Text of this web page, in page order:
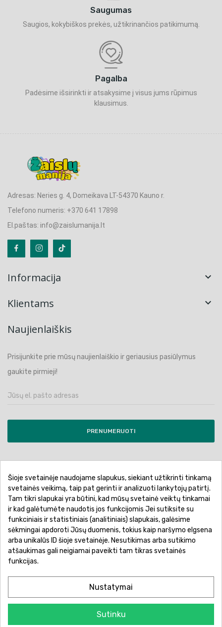
Saugumas
Saugios, kokybiškos prekės, užtikrinančios patikimumą.
Pagalba
Padėsime išsirinkti ir atsakysime į visus jums rūpimus
klausimus.
Adresas: Neries g. 4, Domeikava LT-54370 Kauno r.
Telefono numeris: +370 641 17898
El.paštas: info@zaislumanija.lt
Informacija 
Klientams 
Naujienlaiškis
Prisijunkite prie mūsų naujienlaiškio ir geriausius pasiūlymus
gaukite pirmieji!
PRENUMERUOTI
Pirkimo sąlygos ir taisyklės
Privatumo politika
Garantinis aptarnavimas
Prekių pristatymas
Prekių grąžinimas
Atsiskaitymo būdai
Šioje svetainėje naudojame slapukus, siekiant užtikrinti tinkamą
svetainės veikimą, taip pat gerinti ir analizuoti lankytojų patirtį.
Tam tikri slapukai yra būtini, kad mūsų svetainė veiktų tinkamai
ir kad galėtumėte naudotis jos funkcijomis Jei sutiksite su
funkciniais ir statistiniais (analitiniais) slapukais, galėsime
sėkmingai apdoroti Jūsų duomenis, tokius kaip naršymo elgsena
arba unikalūs ID šioje svetainėje. Nesutikimas arba sutikimo
atšaukimas gali neigiamai paveikti tam tikras svetainės
funkcijas.
Nustatymai
Sutinku